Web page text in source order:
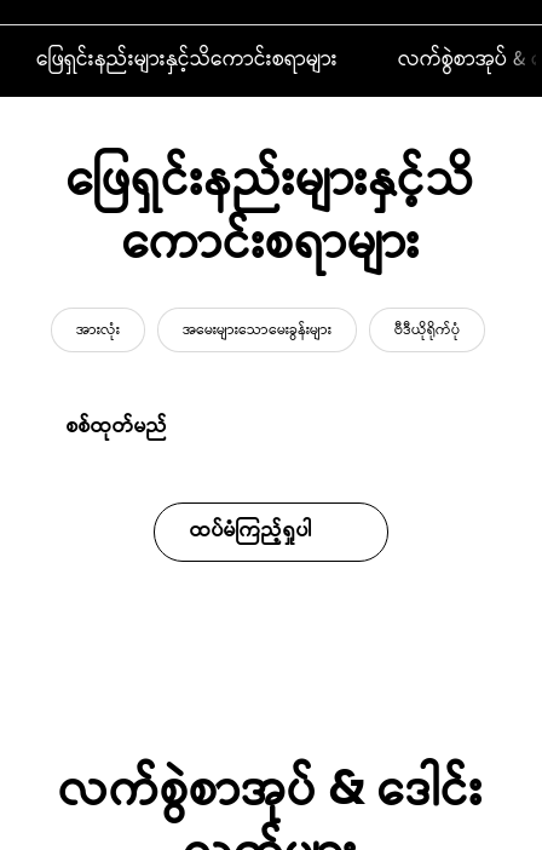
ဖြေရှင်းနည်းများနှင့်သိကောင်းစရာများ လက်စွဲစာအုပ် & ဒ
ဖြေရှင်းနည်းများနှင့်သိ
ကောင်းစရာများ
အားလုံး အမေးများသောမေးခွန်းများ ဗီဒီယိုရိုက်ပုံ
စစ်ထုတ်မည်
ထပ်မံကြည့်ရှုပါ
လက်စွဲစာအုပ် & ဒေါင်း